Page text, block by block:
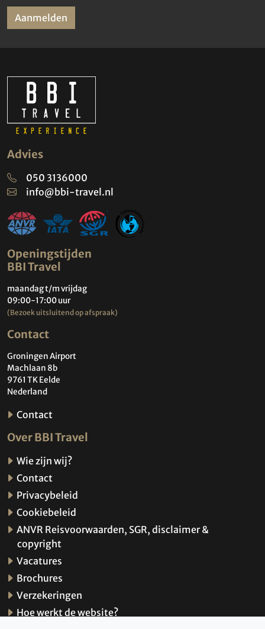
Aanmelden
Advies
050 3136000
info@bbi-travel.nl
Openingstijden
BBI Travel
maandag t/m vrijdag
09:00-17:00 uur
(Bezoek uitsluitend op afspraak)
Contact
Groningen Airport
Machlaan 8b
9761 TK Eelde
Nederland
Contact
Over BBI Travel
Wie zijn wij?
Contact
Privacybeleid
Cookiebeleid
ANVR Reisvoorwaarden, SGR, disclaimer &
copyright
Vacatures
Brochures
Verzekeringen
Hoe werkt de website?